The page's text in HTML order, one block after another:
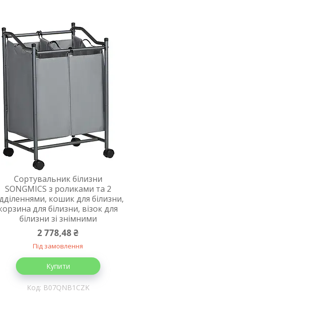
Сортувальник білизни
SONGMICS з роликами та 2
кошик для білизни,
для білизни, візок для
білизни зі знімними
2 778,48 ₴
Під замовлення
Купити
B07QNB1CZK